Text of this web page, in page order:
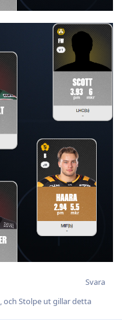
Svara
, och Stolpe utgillar detta